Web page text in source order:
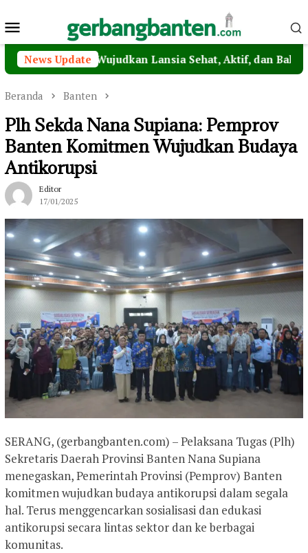
ke
Menu
Mobile
News Update
Wujudkan Lansia Sehat, Aktif, dan Bahagia
Beranda Banten
Plh Sekda Nana Supiana: Pemprov
Banten Komitmen Wujudkan Budaya
Antikorupsi
Editor
17/01/2025
SERANG, (gerbangbanten.com) – Pelaksana Tugas (Plh)
Sekretaris Daerah Provinsi Banten Nana Supiana
menegaskan, Pemerintah Provinsi (Pemprov) Banten
komitmen wujudkan budaya antikorupsi dalam segala
hal. Terus menggencarkan sosialisasi dan edukasi
antikorupsi secara lintas sektor dan ke berbagai
komunitas.